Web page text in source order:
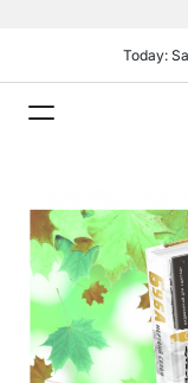
Today: